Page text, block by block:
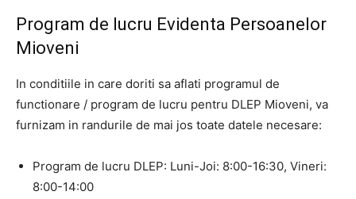
Program de lucru Evidenta Persoanelor
Mioveni
In conditiile in care doriti sa aflati programul de
functionare / program de lucru pentru DLEP Mioveni, va
furnizam in randurile de mai jos toate datele necesare:
Program de lucru DLEP: Luni-Joi: 8:00-16:30, Vineri:
8:00-14:00